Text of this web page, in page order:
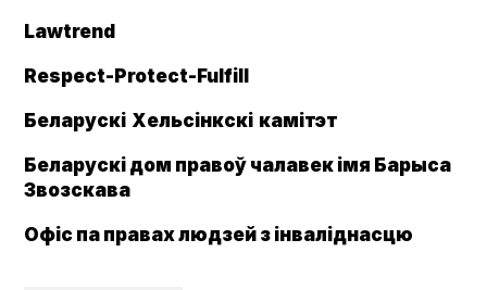
Lawtrend
Respect-Pro­tect-Ful­fill
Беларускі Хельсінкскі камітэт
Беларускі дом правоў чалавек імя Барыса
Звозскава
Офіс па правах людзей з інваліднасцю